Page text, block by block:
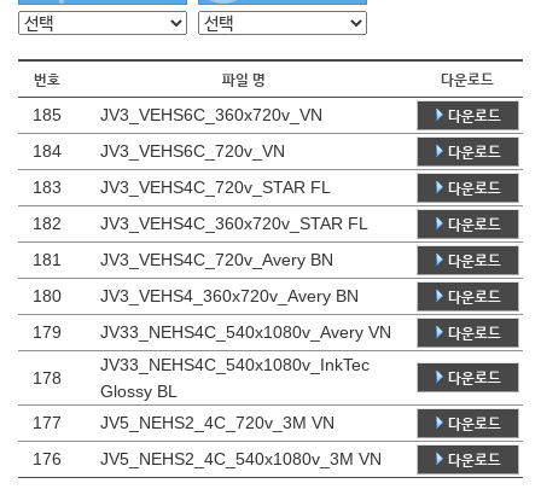
번호 파일 명 다운로드
185 JV3_VEHS6C_360x720v_VN 다운로드
184 JV3_VEHS6C_720v_VN 다운로드
183 JV3_VEHS4C_720v_STAR FL 다운로드
182 JV3_VEHS4C_360x720v_STAR FL 다운로드
181 JV3_VEHS4C_720v_Avery BN 다운로드
180 JV3_VEHS4_360x720v_Avery BN 다운로드
179 JV33_NEHS4C_540x1080v_Avery VN 다운로드
178
JV33_NEHS4C_540x1080v_InkTec
Glossy BL
다운로드
177 JV5_NEHS2_4C_720v_3M VN 다운로드
176 JV5_NEHS2_4C_540x1080v_3M VN 다운로드